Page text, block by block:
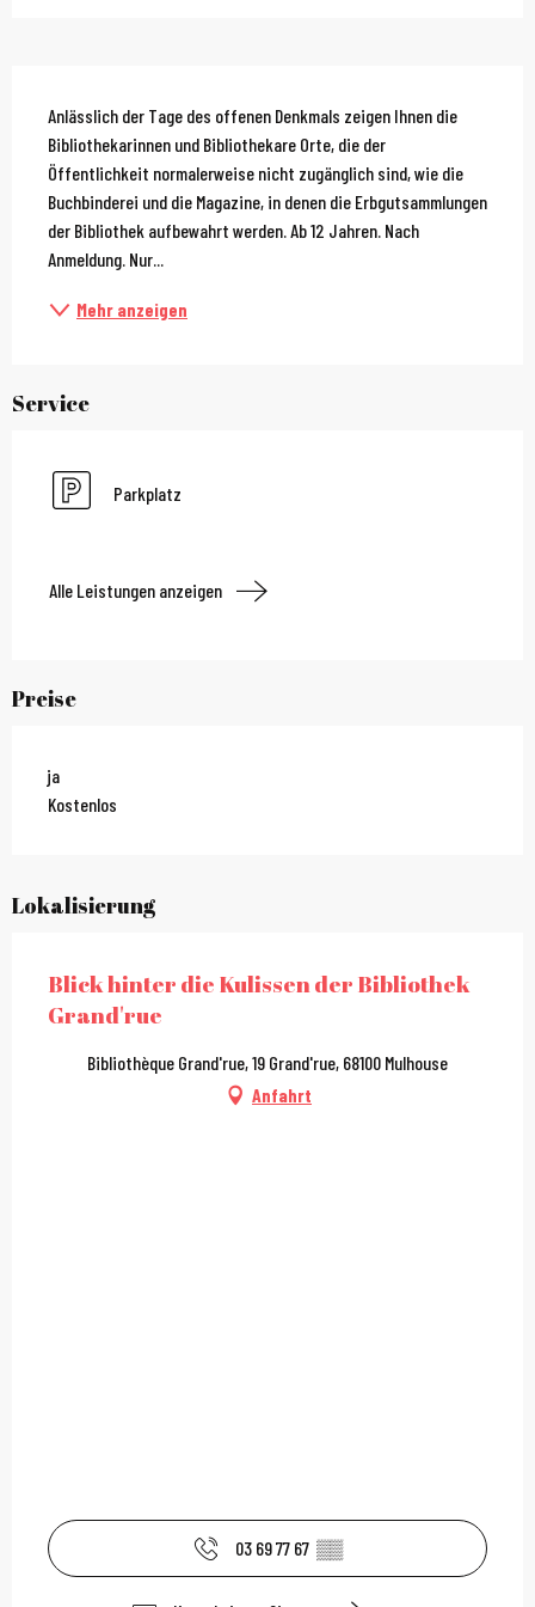
Beschreibung
Anlässlich der Tage des offenen Denkmals zeigen Ihnen die
Bibliothekarinnen und Bibliothekare Orte, die der
Öffentlichkeit normalerweise nicht zugänglich sind, wie die
Buchbinderei und die Magazine, in denen die Erbgutsammlungen
der Bibliothek aufbewahrt werden. Ab 12 Jahren. Nach
Anmeldung. Nur...
Mehr anzeigen
Service
Parkplatz
Alle Leistungen anzeigen
Preise
ja
Kostenlos
Lokalisierung
Blick hinter die Kulissen der Bibliothek
Grand'rue
Bibliothèque Grand'rue, 19 Grand'rue, 68100 Mulhouse
Anfahrt
03 69 77 67 ▒▒